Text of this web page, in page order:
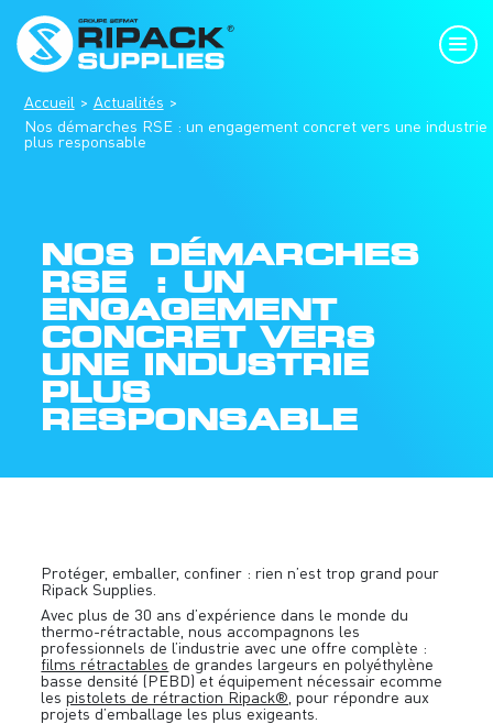
Accueil
Actualités
Nos démarches RSE : un engagement concret vers une industrie
plus responsable
NOS DÉMARCHES
RSE : UN
ENGAGEMENT
CONCRET VERS
UNE INDUSTRIE
PLUS
RESPONSABLE
Protéger, emballer, confiner : rien n’est trop grand pour
Ripack Supplies.
Avec plus de 30 ans d’expérience dans le monde du
thermo-rétractable, nous accompagnons les
professionnels de l’industrie avec une offre complète :
films rétractables de grandes largeurs en polyéthylène
basse densité (PEBD) et équipement nécessair ecomme
lespistolets de rétraction Ripack®, pour répondre aux
projets d’emballage les plus exigeants.